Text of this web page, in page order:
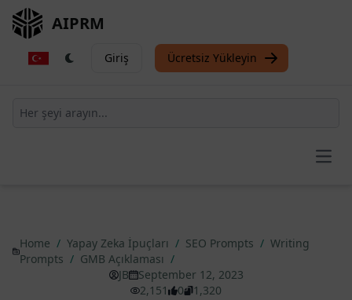
AIPRM
Giriş Ücretsiz Yükleyin
Home / Yapay Zeka İpuçları / SEO Prompts / Writing
Prompts / GMB Açıklaması /
JB
September 12, 2023
2,151
0 1,320